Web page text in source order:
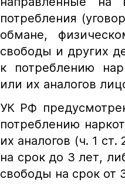
потребления
обмане,
свободы и других
к потреблению
или их аналогов
УК РФ
потреблению
их аналогов (ч. 1
на срок до 3 лет,
свободы на срок от